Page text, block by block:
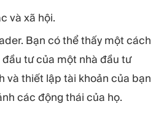
và xã hội.
Bạn có thể thấy một cách
tư của một nhà đầu tư
và thiết lập tài khoản của bạn
các động thái của họ.